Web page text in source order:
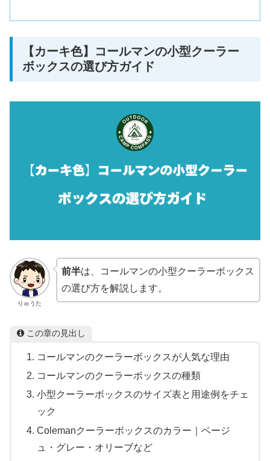
【カーキ色】コールマンの小型クーラー
ボックスの選び方ガイド
りゅうた
前半は、コールマンの小型クーラーボックス
の選び方を解説します。
この章の見出し
コールマンのクーラーボックスが人気な理由
コールマンのクーラーボックスの種類
小型クーラーボックスのサイズ表と用途例をチェ
ック
Colemanクーラーボックスのカラー｜ベージ
ュ・グレー・オリーブなど